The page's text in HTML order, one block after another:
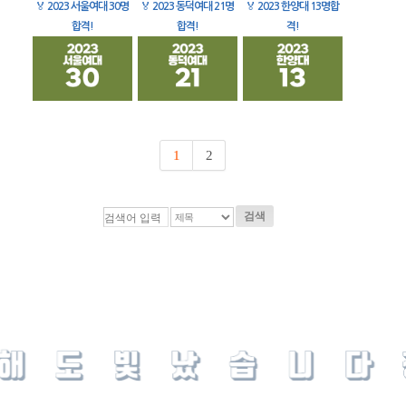
🏅 2023 서울여대 30명
합격!
🏅 2023 동덕여대 21명
합격!
🏅 2023 한양대 13명합
격!
1 2
검색